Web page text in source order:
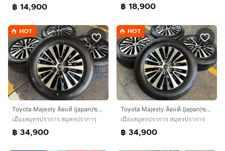
฿ 14,900 ฿ 18,900
HOT
Toyota Majesty ล้อแท้ (japan)ขอบ 17 นิ้วTop🔥
เมืองสมุทรปราการ สมุทรปราการ
฿ 34,900
HOT
Toyota Majesty ล้อแท้ (japan)ขอบ 17 นิ้วTop🔥
เมืองสมุทรปราการ สมุทรปราการ
฿ 34,900